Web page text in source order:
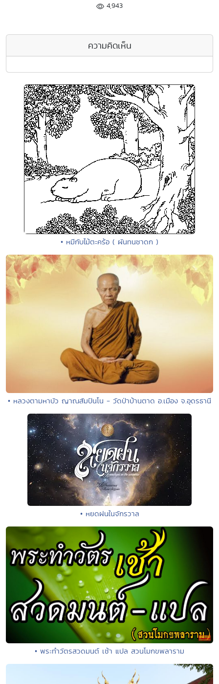
4,943
ความคิดเห็น
• หมีกับไม้ตะคร้อ ( ผันทนชาดก )
• หลวงตามหาบัว ญาณสัมปันโน - วัดป่าบ้านตาด อ.เมือง จ.อุดรธานี
• หยดฝนในจักรวาล
• พระทำวัตรสวดมนต์ เช้า แปล สวนโมกขพลาราม